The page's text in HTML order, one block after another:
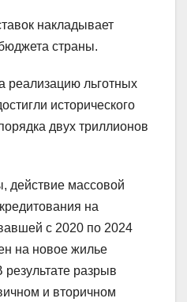
накладывает
страны.
реализацию льготных
исторического
двух триллионов
действие массовой
на
с 2020 по 2024
на новое жилье
разрыв
и вторичном